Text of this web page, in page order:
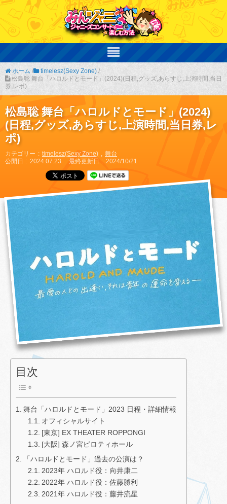
ホーム / timelesz(Sexy Zone) /
松島聡 舞台「ハロルドとモード」(2024)(日程,グッズ,あらすじ,上演時間,当日
券,レポ)
松島聡 舞台「ハロルドとモード」(2024)
(日程,グッズ,あらすじ,上演時間,当日券,レ
ポ)
カテゴリー timelesz(Sexy Zone)
舞台
公開日
2024.07.23 最終更新日 2024/10/21
目次
舞台「ハロルドとモード」2023 日程・詳細情報
オフィシャルサイト
[東京] EX THEATER ROPPONGI
[大阪] 森ノ宮ピロティホール
「ハロルドとモード」過去の公演は？
2023年 ハロルド役：向井康二
2022年 ハロルド役：佐藤勝利
2021年 ハロルド役：藤井流星